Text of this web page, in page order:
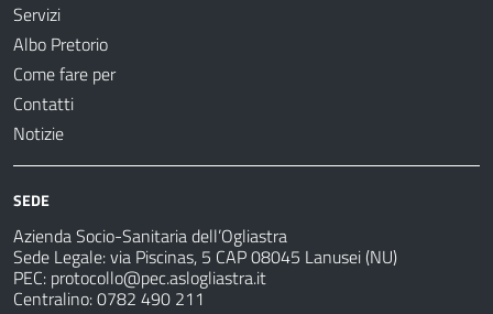
Servizi
Albo Pretorio
Come fare per
Contatti
Notizie
SEDE
Azienda Socio-Sanitaria dell’Ogliastra
Sede Legale: via Piscinas, 5 CAP 08045 Lanusei (NU)
PEC: protocollo@pec.aslogliastra.it
Centralino: 0782 490 211